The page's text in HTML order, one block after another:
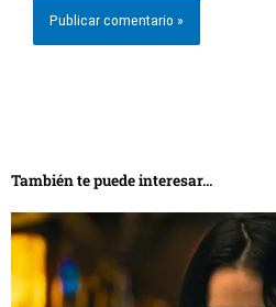
También te puede interesar...